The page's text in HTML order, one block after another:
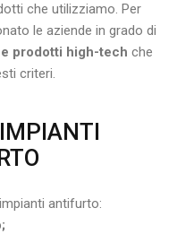
che utilizziamo. Per
le aziende in grado di
prodotti high-tech che
criteri.
antifurto: